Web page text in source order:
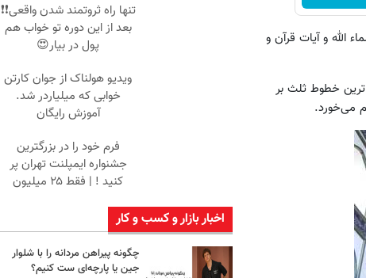
الله و آیات قرآن و
خطوط ثلث بر
می‌خورد.
تنها راه ثروتمند شدن واقعی❗❗
بعد از این دوره تو خواب هم
پول در بیار😍
ویدیو هولناک از جوان کارتن
خوابی که میلیاردر شد.
آموزش رایگان
فرم خود را در بزرگترین
جشنواره ایمپلنت تهران پر
کنید ! | فقط ۲۵ میلیون
اخبار بازار و کسب و کار
چگونه پیراهن مردانه را با شلوار
جین یا پارچه‌ای ست کنیم؟